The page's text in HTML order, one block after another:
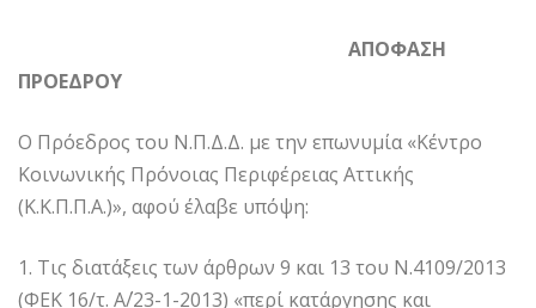
ΑΠΟΦΑΣΗ
ΠΡΟΕΔΡΟΥ
Ο Πρόεδρος του Ν.Π.Δ.Δ. με την επωνυμία «Κέντρο
Κοινωνικής Πρόνοιας Περιφέρειας Αττικής
(Κ.Κ.Π.Π.Α.)», αφού έλαβε υπόψη:
1. Τις διατάξεις των άρθρων 9 και 13 του Ν.4109/2013
(ΦΕΚ 16/τ. Α΄/23-1-2013) «περί κατάργησης και